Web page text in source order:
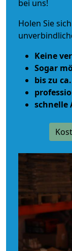
bei uns!
Holen Sie
Keine
Sogar
bis zu
schnelle